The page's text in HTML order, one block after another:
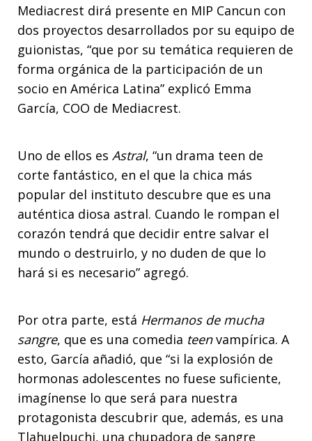
Mediacrest dirá presente en MIP Cancun con
dos proyectos desarrollados por su equipo de
guionistas, “que por su temática requieren de
forma orgánica de la participación de un
socio en América Latina” explicó Emma
García, COO de Mediacrest.
Uno de ellos es Astral, “un drama teen de
corte fantástico, en el que la chica más
popular del instituto descubre que es una
auténtica diosa astral. Cuando le rompan el
corazón tendrá que decidir entre salvar el
mundo o destruirlo, y no duden de que lo
hará si es necesario” agregó.
Por otra parte, está Hermanos de mucha
sangre, que es una comedia teenvampírica. A
esto, García añadió, que “si la explosión de
hormonas adolescentes no fuese suficiente,
imagínense lo que será para nuestra
protagonista descubrir que, además, es una
Tlahuelpuchi, una chupadora de sangre